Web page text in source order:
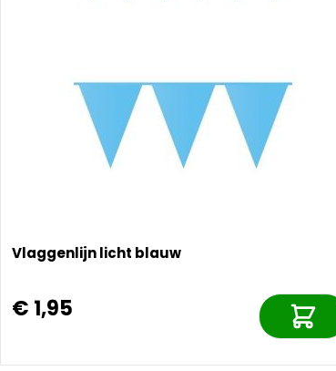
Vlaggenlijn licht blauw
€ 1,95